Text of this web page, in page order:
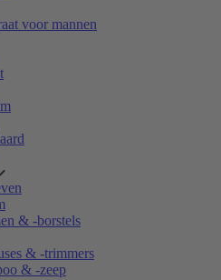
voor mannen
& -borstels
& -trimmers
& -zeep